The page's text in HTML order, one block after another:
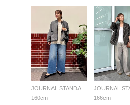
160cm
166cm